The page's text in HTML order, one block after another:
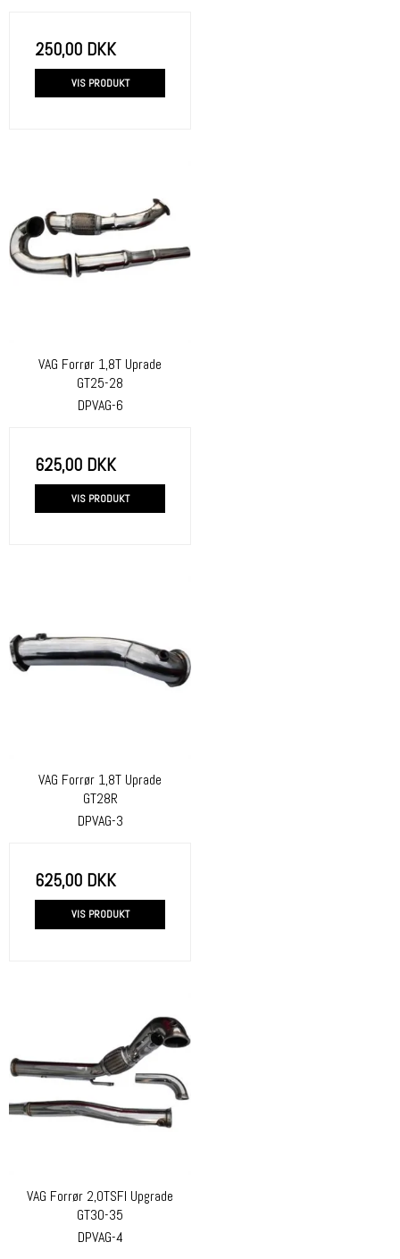
250,00 DKK
VIS PRODUKT
VAG Forrør 1,8T Uprade
GT25-28
DPVAG-6
625,00 DKK
VIS PRODUKT
VAG Forrør 1,8T Uprade
GT28R
DPVAG-3
625,00 DKK
VIS PRODUKT
VAG Forrør 2,0TSFI Upgrade
GT30-35
DPVAG-4